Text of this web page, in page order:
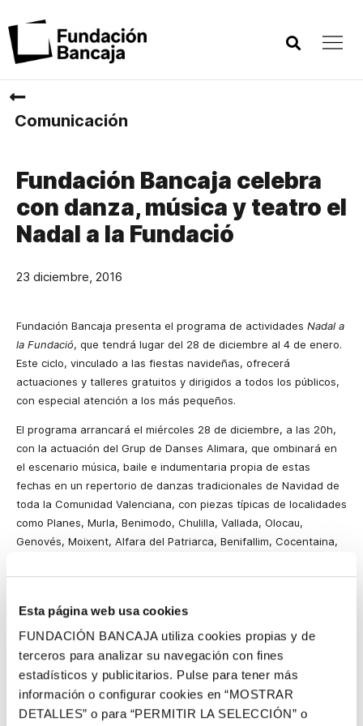
Esta página web usa cookies
FUNDACIÓN BANCAJA utiliza cookies propias y de
terceros para analizar su navegación con fines
estadísticos y publicitarios. Pulse para tener más
información o configurar cookies en “MOSTRAR
DETALLES” o para “PERMITIR LA SELECCIÓN” o
Comunicación
Fundación Bancaja celebra
con danza, música y teatro el
Nadal a la Fundació
23 diciembre, 2016
Fundación Bancaja presenta el programa de actividades Nadal a
la Fundació, que tendrá lugar del 28 de diciembre al 4 de enero.
Este ciclo, vinculado a las fiestas navideñas, ofrecerá
actuaciones y talleres gratuitos y dirigidos a todos los públicos,
con especial atención a los más pequeños.
El programa arrancará el miércoles 28 de diciembre, a las 20h,
con la actuación del Grup de Danses Alimara, que ombinará en
el escenario música, baile e indumentaria propia de estas
fechas en un repertorio de danzas tradicionales de Navidad de
toda la Comunidad Valenciana, con piezas típicas de localidades
como Planes, Murla, Benimodo, Chulilla, Vallada, Olocau,
Genovés, Moixent, Alfara del Patriarca, Benifallim, Cocentaina,
Valencià Infantil (OVI), con edades entre los 4 y los 17 años,
ofrecen un concierto de Navidad con versiones corales de
canciones tradicionales navideñas de diversos países.
A continuación, el martes 3 de enero se celebra en la Fundación
el taller Bailando con formas, de la mano de Maduixa Teatre. En
este taller de danza contemporánea y audiovisuales, dirigido a